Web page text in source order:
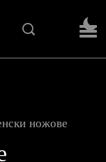
ножове